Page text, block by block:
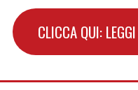
CLICCA QUI: